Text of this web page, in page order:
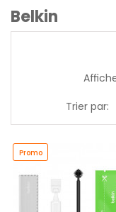
Belkin
Trier par:
Promo